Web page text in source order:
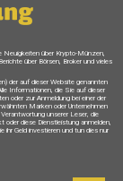
Neuigkeiten über Krypto-Münzen,
über Börsen, Broker und vieles
der auf dieser Website genannten
Informationen, die Sie auf dieser
oder zur Anmeldung bei einer der
Marken oder Unternehmen
unserer Leser, die
oder diese Dienstleistung anmelden,
ihr Geld investieren und tun dies nur